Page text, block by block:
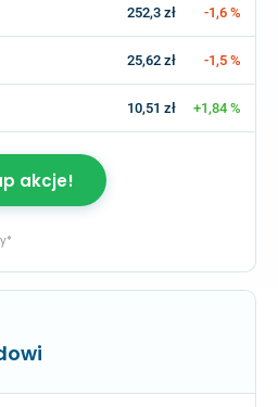
252,3 zł -1,6 %
25,62 zł -1,5 %
10,51 zł +1,84 %
akcje!